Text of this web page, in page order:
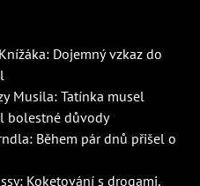
Dojemný vzkaz do
Musila: Tatínka musel
bolestné důvody
Během pár dnů přišel o
Koketování s drogami,